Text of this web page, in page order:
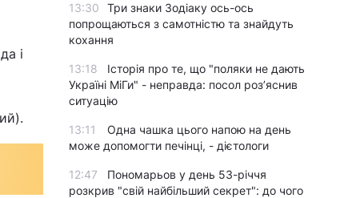
і
13:30
Три знаки Зодіаку ось-ось
попрощаються з самотністю та знайдуть
кохання
13:18
Історія про те, що "поляки не дають
Україні МіГи" - неправда: посол роз’яснив
ситуацію
13:11
Одна чашка цього напою на день
може допомогти печінці, - дієтологи
12:47
Пономарьов у день 53-річчя
розкрив "свій найбільший секрет": до чого